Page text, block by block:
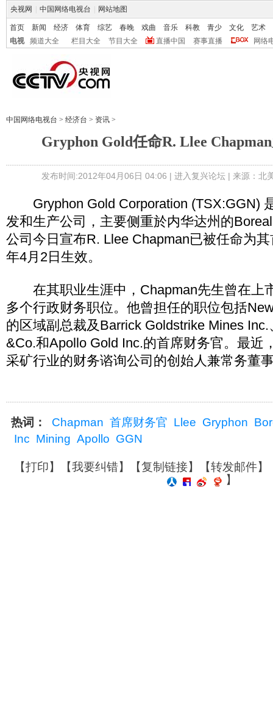
央视网 中国网络电视台 网站地图
首页 新闻 经济 体育 综艺 春晚 戏曲 音乐 科教 青少 文化
艺术
电视
频道大全 栏目大全 节目大全 直播中国 赛事直播 网络
中国网络电视台 > 经济台 > 资讯 >
Gryphon Gold任命R. Llee
发布时间:2012年04月06日 04:06 | 进入复兴论坛| 来源：北
Gryphon Gold Corporation (TSX:GGN)
发和生产公司，主要侧重於内华达州的
公司今日宣布R. Llee Chapman已被任命为
年4月2日生效。
在其职业生涯中，Chapman先生曾在上
多个行政财务职位。他曾担任的职位包括
的区域副总裁及Barrick Goldstrike Mines
&Co.和Apollo Gold Inc.的首席财务官。最近
采矿行业的财务谘询公司的创始人兼常务董
热词： Chapman 首席财务官 Llee Gryphon
Inc Mining Apollo GGN
【打印】【我要纠错】【复制链接】【转发邮件】
】